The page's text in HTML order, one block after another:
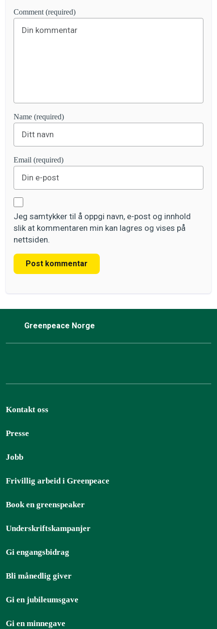
Comment (required)
Name (required)
Email (required)
Jeg samtykker til å oppgi navn, e-post og innhold
slik at kommentaren min kan lagres og vises på
nettsiden.
Post kommentar
Greenpeace Norge
Kontakt oss
Presse
Jobb
Frivillig arbeid i Greenpeace
Book en greenspeaker
Underskriftskampanjer
Gi engangsbidrag
Bli månedlig giver
Gi en jubileumsgave
Gi en minnegave